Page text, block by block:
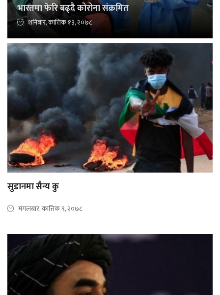
भारतमा फेरि बढ्दै कोरोना संक्रमित
शनिबार, कात्तिक १३, २०७८
सुडानमा सैन्य कु
मंगलबार, कात्तिक ९, २०७८